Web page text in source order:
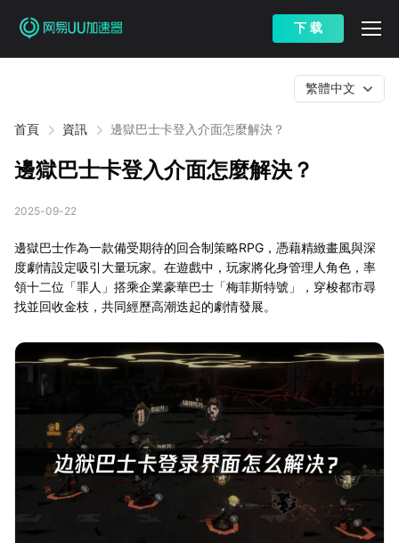
下 载
首頁 資訊 邊獄巴士卡登入介面怎麼解決？
繁體中文
邊獄巴士卡登入介面怎麼解決？
2025-09-22
邊獄巴士作為一款備受期待的回合制策略RPG，憑藉精緻畫風與深
度劇情設定吸引大量玩家。在遊戲中，玩家將化身管理人角色，率
領十二位「罪人」搭乘企業豪華巴士「梅菲斯特號」，穿梭都市尋
找並回收金枝，共同經歷高潮迭起的劇情發展。